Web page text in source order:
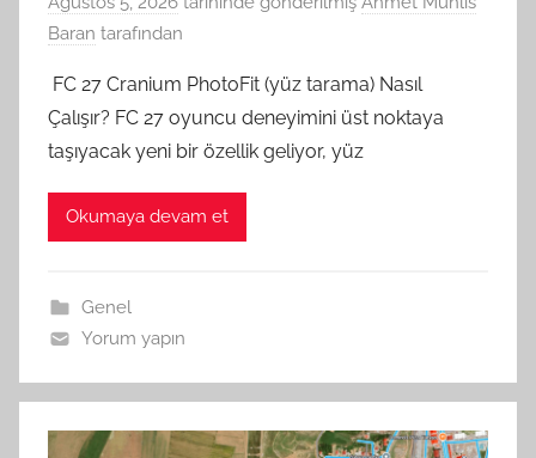
Baran tarafından
FC 27 Cranium PhotoFit (yüz tarama) Nasıl
Çalışır? FC 27 oyuncu deneyimini üst noktaya
taşıyacak yeni bir özellik geliyor, yüz
Okumaya devam et
Genel
Yorum yapın